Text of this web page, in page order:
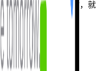
等到真正跟人开口时，就